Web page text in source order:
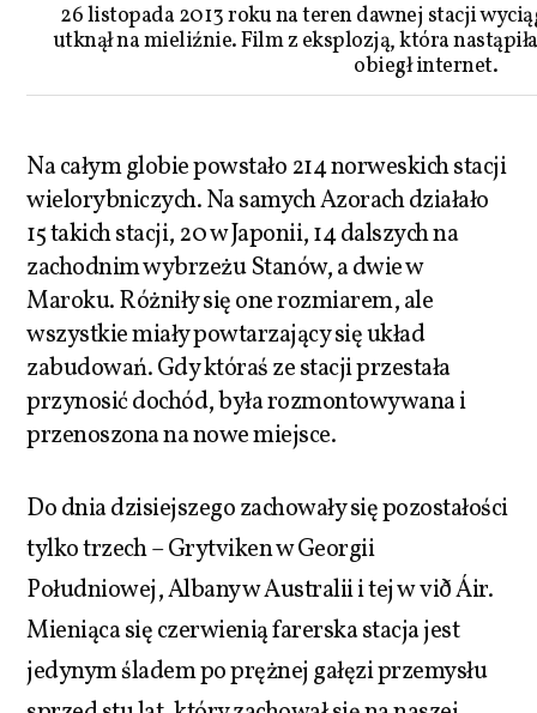
26 listopada 2013 roku na teren dawnej stacji
utknął na mieliźnie. Film z eksplozją, która
obiegł internet.
Na całym globie powstało 214 norweskich stacji
wielorybniczych. Na samych Azorach działało
15 takich stacji, 20 w Japonii, 14 dalszych na
zachodnim wybrzeżu Stanów, a dwie w
Maroku. Różniły się one rozmiarem, ale
wszystkie miały powtarzający się układ
zabudowań. Gdy któraś ze stacji przestała
przynosić dochód, była rozmontowywana i
przenoszona na nowe miejsce.
Do dnia dzisiejszego zachowały się pozostałości
tylko trzech – Grytviken w Georgii
Południowej, Albany w Australii i tej w við Áir.
Mieniąca się czerwienią farerska stacja jest
jedynym śladem po prężnej gałęzi przemysłu